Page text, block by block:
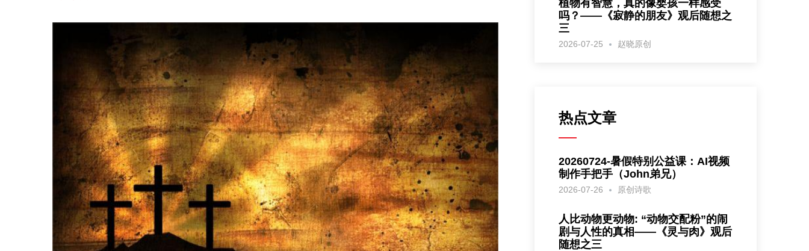
植物有智慧，真的像婴孩一样感受
吗？——《寂静的朋友》观后随想之
三
2026-07-25 赵晓原创
热点文章
20260724-暑假特别公益课：AI视频
制作手把手（John弟兄）
2026-07-26 原创诗歌
人比动物更动物: “动物交配粉”的闹
剧与人性的真相——《灵与肉》观后
随想之三